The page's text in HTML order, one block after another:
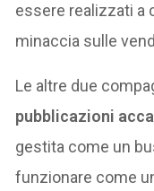
essere realizzati a
minaccia sulle
Le altre due
pubblicazioni
gestita come un
funzionare come